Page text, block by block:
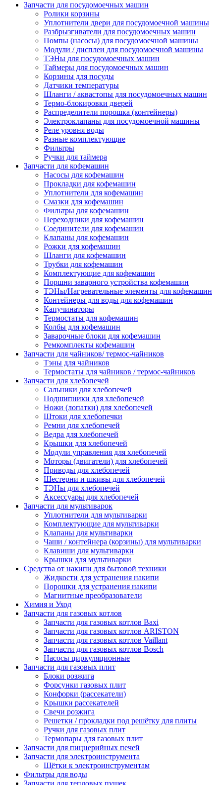
Запчасти для посудомоечных машин
Ролики корзины
Уплотнители двери для посудомоечной машины
Разбрызгиватели для посудомоечных машин
Помпы (насосы) для посудомоечной машины
Модули / дисплеи для посудомоечной машины
ТЭНы для посудомоечных машин
Таймеры для посудомоечных машин
Корзины для посуды
Датчики температуры
Шланги / аквастопы для посудомоечных машин
Термо-блокировки дверей
Распределители порошка (контейнеры)
Электроклапаны для посудомоечной машины
Реле уровня воды
Разные комплектующие
Фильтры
Ручки для таймера
Запчасти для кофемашин
Насосы для кофемашин
Прокладки для кофемашин
Уплотнители для кофемашин
Смазки для кофемашин
Фильтры для кофемашин
Переходники для кофемашин
Соединители для кофемашин
Клапаны для кофемашин
Рожки для кофемашин
Шланги для кофемашин
Трубки для кофемашин
Комплектующие для кофемашин
Поршни заварного устройства кофемашин
ТЭНы/Нагревательные элементы для кофемашин
Контейнеры для воды для кофемашин
Капучинаторы
Термостаты для кофемашин
Колбы для кофемашин
Заварочные блоки для кофемашин
Ремкомплекты кофемашин
Запчасти для чайников/ термос-чайников
Тэны для чайников
Термостаты для чайников / термос-чайников
Запчасти для хлебопечей
Сальники для хлебопечей
Подшипники для хлебопечей
Ножи (лопатки) для хлебопечей
Штоки для хлебопечки
Ремни для хлебопечей
Ведра для хлебопечей
Крышки для хлебопечей
Модули управления для хлебопечей
Моторы (двигатели) для хлебопечей
Приводы для хлебопечей
Шестерни и шкивы для хлебопечей
ТЭНы для хлебопечей
Аксессуары для хлебопечей
Запчасти для мультиварок
Уплотнители для мультиварки
Комплектующие для мультиварки
Клапаны для мультиварки
Чаши / контейнера (корзины) для мультиварки
Клавиши для мультиварки
Крышки для мультиварки
Средства от накипи для бытовой техники
Жидкости для устранения накипи
Порошки для устранения накипи
Магнитные преобразователи
Химия и Уход
Запчасти для газовых котлов
Запчасти для газовых котлов Baxi
Запчасти для газовых котлов ARISTON
Запчасти для газовых котлов Vaillant
Запчасти для газовых котлов Bosch
Насосы циркуляционные
Запчасти для газовых плит
Блоки розжига
Форсунки газовых плит
Конфорки (рассекатели)
Крышки рассекателей
Свечи розжига
Решетки / прокладки под решётку для плиты
Ручки для газовых плит
Термопары для газовых плит
Запчасти для пиццерийных печей
Запчасти для электроинструмента
Щётки к электроинструментам
Фильтры для воды